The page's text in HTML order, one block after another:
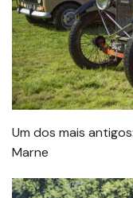
Um dos mais
Marne